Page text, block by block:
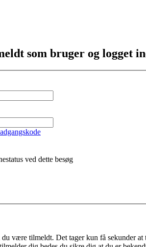
som bruger og logget
ved dette besøg
være tilmeldt. Det tager kun få sekunder